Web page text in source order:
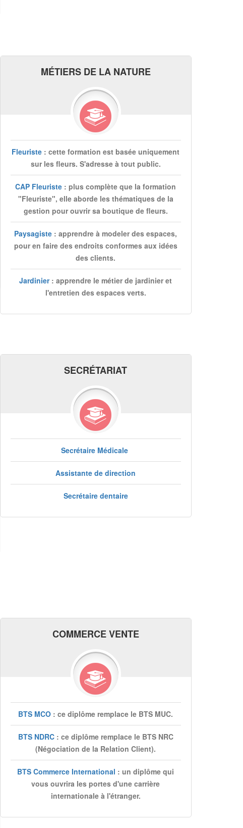
MÉTIERS DE LA NATURE
Fleuriste : cette formation est basée uniquement
sur les fleurs. S'adresse à tout public.
CAP Fleuriste : plus complète que la formation
"Fleuriste", elle aborde les thématiques de la
gestion pour ouvrir sa boutique de fleurs.
Paysagiste : apprendre à modeler des espaces,
pour en faire des endroits conformes aux idées
des clients.
Jardinier: apprendre le métier de jardinier et
l'entretien des espaces verts.
SECRÉTARIAT
Secrétaire Médicale
Assistante de direction
Secrétaire dentaire
COMMERCE VENTE
BTS MCO : ce diplôme remplace le BTS MUC.
BTS NDRC: ce diplôme remplace le BTS NRC
(Négociation de la Relation Client).
BTS Commerce International : un diplôme qui
vous ouvrira les portes d'une carrière
internationale à l'étranger.